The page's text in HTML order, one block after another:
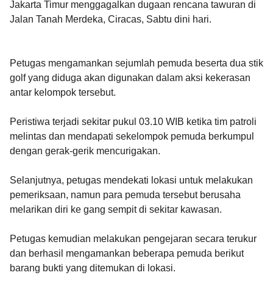
Jakarta Timur menggagalkan dugaan rencana tawuran di
Jalan Tanah Merdeka, Ciracas, Sabtu dini hari.
Petugas mengamankan sejumlah pemuda beserta dua stik
golf yang diduga akan digunakan dalam aksi kekerasan
antar kelompok tersebut.
Peristiwa terjadi sekitar pukul 03.10 WIB ketika tim patroli
melintas dan mendapati sekelompok pemuda berkumpul
dengan gerak-gerik mencurigakan.
Selanjutnya, petugas mendekati lokasi untuk melakukan
pemeriksaan, namun para pemuda tersebut berusaha
melarikan diri ke gang sempit di sekitar kawasan.
Petugas kemudian melakukan pengejaran secara terukur
dan berhasil mengamankan beberapa pemuda berikut
barang bukti yang ditemukan di lokasi.